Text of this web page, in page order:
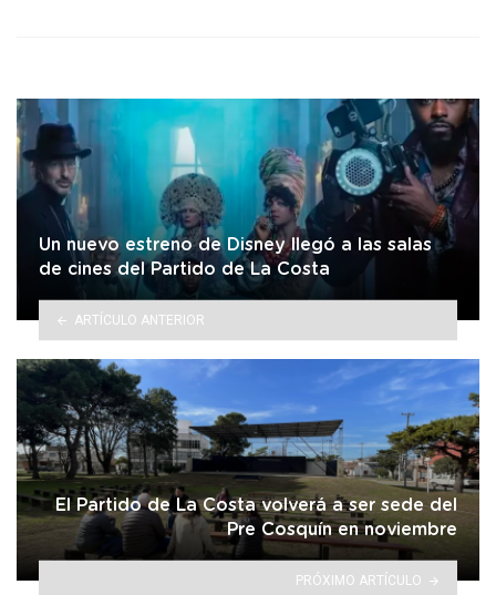
Un nuevo estreno de Disney llegó a las salas
de cines del Partido de La Costa
ARTÍCULO ANTERIOR
El Partido de La Costa volverá a ser sede del
Pre Cosquín en noviembre
PRÓXIMO ARTÍCULO